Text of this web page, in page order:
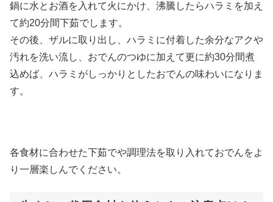
鍋に水とお酒を入れて火にかけ、沸騰したらハラミを加え
て約20分間下茹でします。
その後、ザルに取り出し、ハラミに付着した余分なアクや
汚れを洗い流し、おでんのつゆに加えて更に約30分間煮
込めば、ハラミがしっかりとしたおでんの味わいになりま
す。
各食材に合わせた下茹でや調理法を取り入れておでんをよ
り一層楽しんでください。